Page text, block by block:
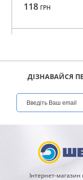
118 ГРН
ДІЗНАВАЙСЯ
Інтернет-